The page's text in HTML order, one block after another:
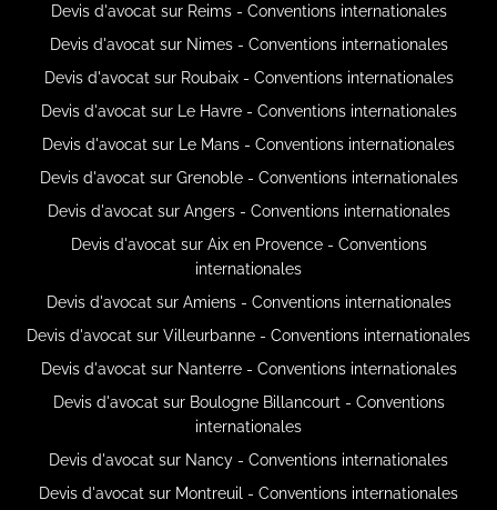
Devis d'avocat sur Reims - Conventions internationales
Devis d'avocat sur Nimes - Conventions internationales
Devis d'avocat sur Roubaix - Conventions internationales
Devis d'avocat sur Le Havre - Conventions internationales
Devis d'avocat sur Le Mans - Conventions internationales
Devis d'avocat sur Grenoble - Conventions internationales
Devis d'avocat sur Angers - Conventions internationales
Devis d'avocat sur Aix en Provence - Conventions
internationales
Devis d'avocat sur Amiens - Conventions internationales
Devis d'avocat sur Villeurbanne - Conventions internationales
Devis d'avocat sur Nanterre - Conventions internationales
Devis d'avocat sur Boulogne Billancourt - Conventions
internationales
Devis d'avocat sur Nancy - Conventions internationales
Devis d'avocat sur Montreuil - Conventions internationales